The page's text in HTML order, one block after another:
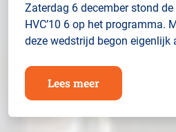
Zaterdag 6 december stond
HVC’10 6 op het programma.
deze wedstrijd begon eigenlijk
Lees meer